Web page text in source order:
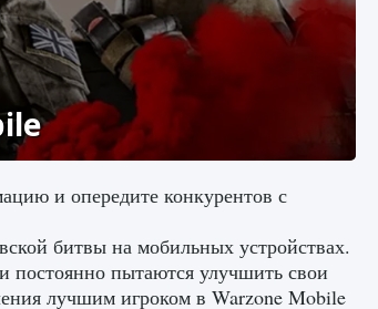
и опередите конкурентов с
битвы на мобильных устройствах.
постоянно пытаются улучшить свои
лучшим игроком в Warzone Mobile